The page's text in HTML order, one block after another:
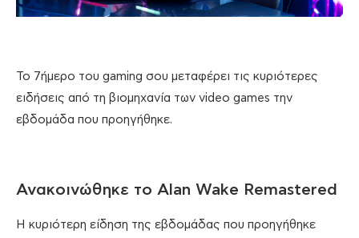
To 7ήμερο του gaming σου μεταφέρει τις κυριότερες
ειδήσεις από τη βιομηχανία των video games την
εβδομάδα που προηγήθηκε.
Ανακοινώθηκε το Alan Wake Remastered
H κυριότερη είδηση της εβδομάδας που προηγήθηκε